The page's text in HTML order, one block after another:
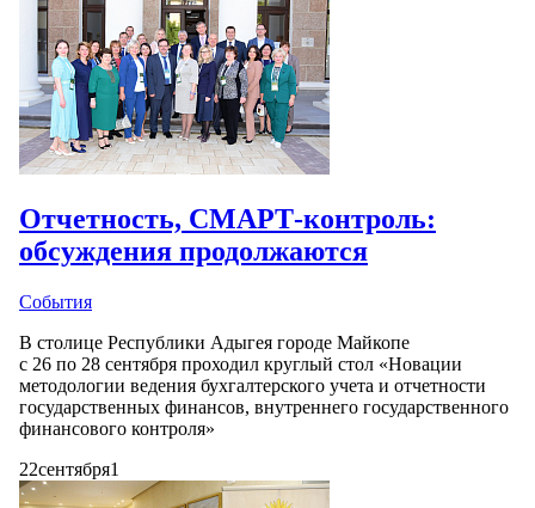
Отчетность, СМАРТ-контроль:
обсуждения продолжаются
События
В столице Республики Адыгея городе Майкопе
с 26 по 28 сентября проходил круглый стол «Новации
методологии ведения бухгалтерского учета и отчетности
государственных финансов, внутреннего государственного
финансового контроля»
22сентября1